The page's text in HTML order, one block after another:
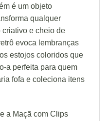
é um objeto
qualquer
criativo e cheio de
evoca lembranças
estojos coloridos que
a perfeita para quem
fofa e coleciona itens
a Maçã com Clips